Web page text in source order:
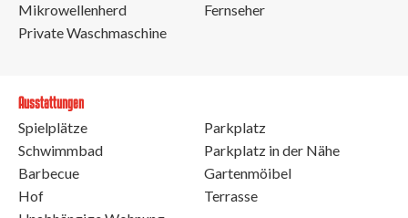
Mikrowellenherd
Private Waschmaschine
Fernseher
Ausstattungen
Spielplätze
Schwimmbad
Barbecue
Hof
Parkplatz
Parkplatz in der Nähe
Gartenmöibel
Terrasse